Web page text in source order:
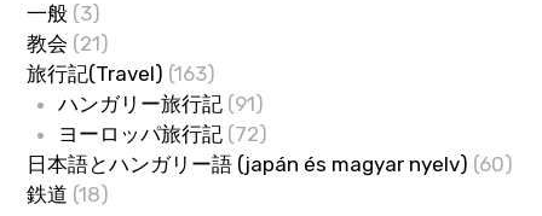
一般 (3)
教会 (21)
旅行記(Travel) (163)
ハンガリー旅行記(91)
ヨーロッパ旅行記(72)
日本語とハンガリー語 (japán és magyar nyelv) (60)
鉄道 (18)